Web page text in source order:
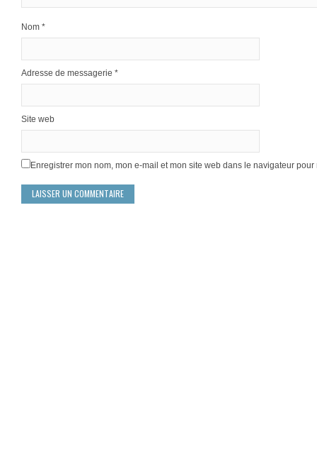
Nom *
Adresse de messagerie *
Site web
Enregistrer mon nom, mon e-mail et mon site web dans le navigateur